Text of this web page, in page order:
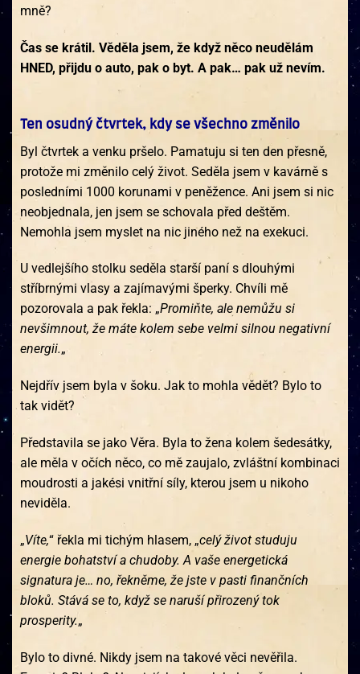
mně?
Čas se krátil. Věděla jsem, že když něco neudělám
HNED, přijdu o auto, pak o byt. A pak… pak už nevím.
Ten osudný čtvrtek, kdy se všechno změnilo
Byl čtvrtek a venku pršelo. Pamatuju si ten den přesně,
protože mi změnilo celý život. Seděla jsem v kavárně s
posledními 1000 korunami v peněžence. Ani jsem si nic
neobjednala, jen jsem se schovala před deštěm.
Nemohla jsem myslet na nic jiného než na exekuci.
U vedlejšího stolku seděla starší paní s dlouhými
stříbrnými vlasy a zajímavými šperky. Chvíli mě
pozorovala a pak řekla: „Promiňte, ale nemůžu si
nevšimnout, že máte kolem sebe velmi silnou negativní
energii.„
Nejdřív jsem byla v šoku. Jak to mohla vědět? Bylo to
tak vidět?
Představila se jako Věra. Byla to žena kolem šedesátky,
ale měla v očích něco, co mě zaujalo, zvláštní kombinaci
moudrosti a jakési vnitřní síly, kterou jsem u nikoho
neviděla.
„Víte,“ řekla mi tichým hlasem, „celý život studuju
energie bohatství a chudoby. A vaše energetická
signatura je… no, řekněme, že jste v pasti finančních
bloků. Stává se to, když se naruší přirozený tok
prosperity.„
Bylo to divné. Nikdy jsem na takové věci nevěřila.